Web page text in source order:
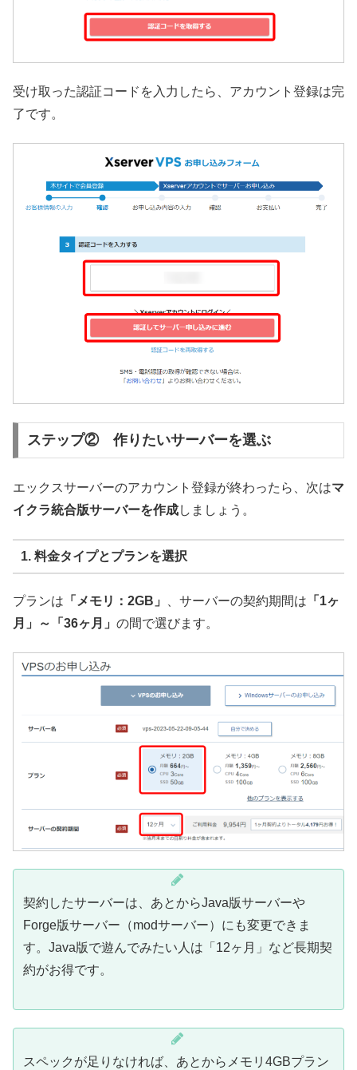
受け取った認証コードを入力したら、アカウント登録は完
了です。
ステップ② 作りたいサーバーを選ぶ
エックスサーバーのアカウント登録が終わったら、次はマ
イクラ統合版サーバーを作成しましょう。
1. 料金タイプとプランを選択
プランは 「メモリ：2GB」 、サーバーの契約期間は 「1ヶ
月」～「36ヶ月」 の間で選びます。
契約したサーバーは、あとからJava版サーバーや
Forge版サーバー（modサーバー）にも変更できま
す。Java版で遊んでみたい人は「12ヶ月」など長期契
約がお得です。
スペックが足りなければ、あとからメモリ4GBプラン